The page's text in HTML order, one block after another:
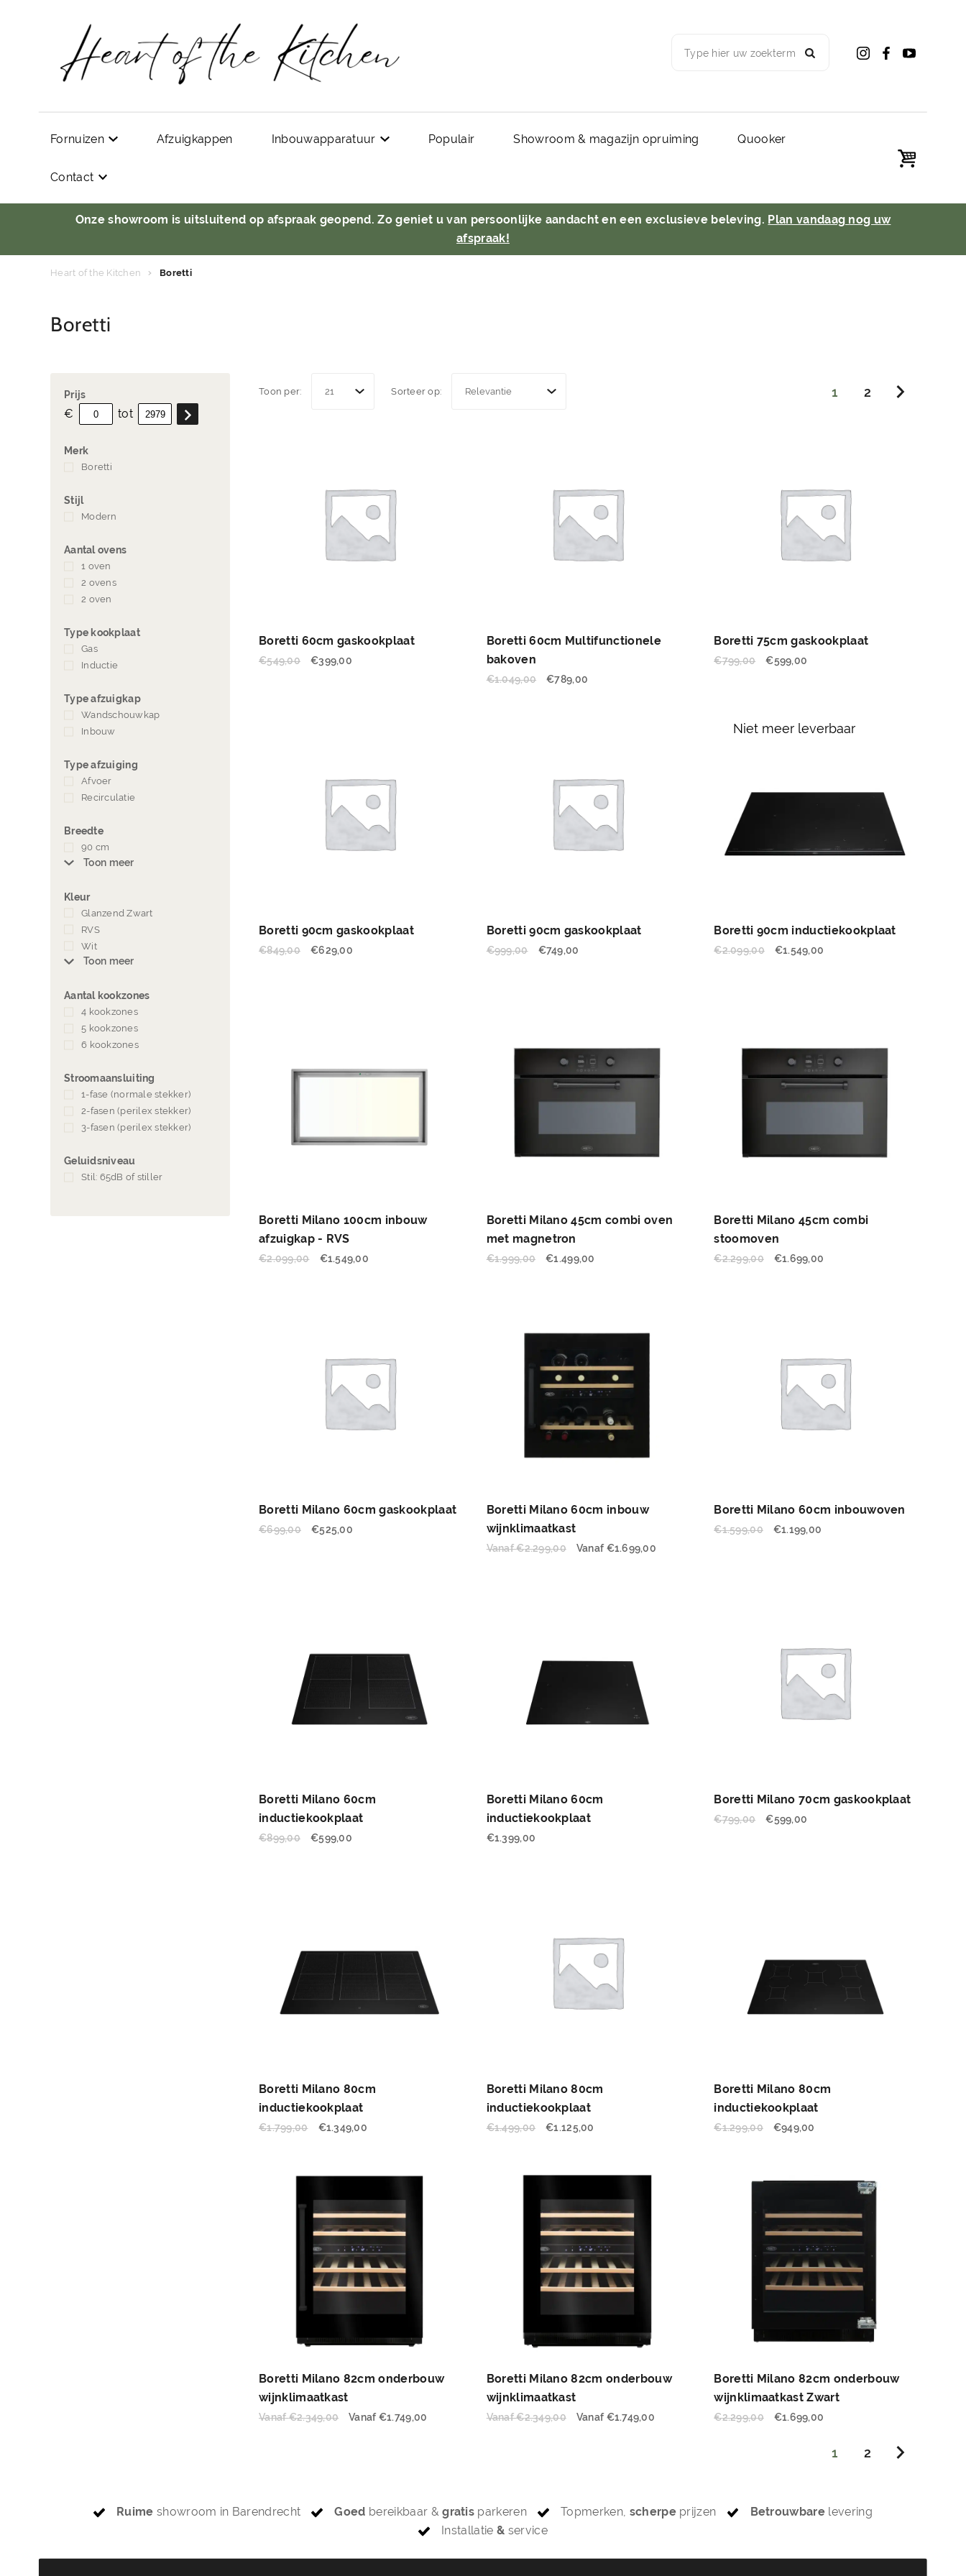
Type hier uw zoekterm
Fornuizen Afzuigkappen Inbouwapparatuur Populair Showroom & magazijn opruiming Quooker
Contact
Onze showroom is uitsluitend op afspraak geopend. Zo geniet u van persoonlijke aandacht en een exclusieve beleving. Plan vandaag nog uw
afspraak!
Heart of the Kitchen Boretti
Boretti
Prijs
€ tot
Merk
Boretti
Stijl
Modern
Aantal ovens
1 oven
2 ovens
2 oven
Type kookplaat
Gas
Inductie
Type afzuigkap
Wandschouwkap
Inbouw
Type afzuiging
Afvoer
Recirculatie
Breedte
90 cm
Toon meer
Kleur
Glanzend Zwart
RVS
Wit
Toon meer
Aantal kookzones
4 kookzones
5 kookzones
6 kookzones
Stroomaansluiting
1-fase (normale stekker)
2-fasen (perilex stekker)
3-fasen (perilex stekker)
Geluidsniveau
Stil: 65dB of stiller
Toon per: Sorteer op: 1 2
Boretti 60cm gaskookplaat
€549,00 €399,00
Boretti 60cm Multifunctionele
bakoven
€1.049,00 €789,00
Boretti 75cm gaskookplaat
€799,00 €599,00
Boretti 90cm gaskookplaat
€849,00 €629,00
Boretti 90cm gaskookplaat
€999,00 €749,00
Niet meer leverbaar
Boretti 90cm inductiekookplaat
€2.099,00 €1.549,00
Boretti Milano 100cm inbouw
afzuigkap - RVS
€2.099,00 €1.549,00
Boretti Milano 45cm combi oven
met magnetron
€1.999,00 €1.499,00
Boretti Milano 45cm combi
stoomoven
€2.299,00 €1.699,00
Boretti Milano 60cm gaskookplaat
€699,00 €525,00
Boretti Milano 60cm inbouw
wijnklimaatkast
Vanaf€2.299,00 Vanaf€1.699,00
Boretti Milano 60cm inbouwoven
€1.599,00 €1.199,00
Boretti Milano 60cm
inductiekookplaat
€899,00 €599,00
Boretti Milano 60cm
inductiekookplaat
€1.399,00
Boretti Milano 70cm gaskookplaat
€799,00 €599,00
Boretti Milano 80cm
inductiekookplaat
€1.799,00 €1.349,00
Boretti Milano 80cm
inductiekookplaat
€1.499,00 €1.125,00
Boretti Milano 80cm
inductiekookplaat
€1.299,00 €949,00
Boretti Milano 82cm onderbouw
wijnklimaatkast
Vanaf€2.349,00 Vanaf€1.749,00
Boretti Milano 82cm onderbouw
wijnklimaatkast
Vanaf€2.349,00 Vanaf€1.749,00
Boretti Milano 82cm onderbouw
wijnklimaatkast Zwart
€2.299,00 €1.699,00
1 2
Ruimeshowroom in Barendrecht Goed bereikbaar &gratis parkeren Topmerken, scherpeprijzen Betrouwbare levering
Installatie & service